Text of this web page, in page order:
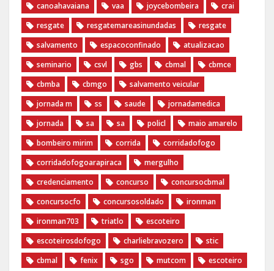
canoahavaiana
vaa joycebombeira
crai
resgate
resgatemareasinundadas
resgate
salvamento
espacoconfinado
atualizacao
seminario
csvl gbs cbmal
cbmce
cbmba
cbmgo
salvamento veicular
jornada m
ss saude
jornadamedica
jornada
sa sa policl
maio amarelo
bombeiro mirim
corrida
corridadofogo
corridadofogoarapiraca
mergulho
credenciamento
concurso
concursocbmal
concursocfo
concursosoldado
ironman
ironman703
triatlo
escoteiro
escoteirosdofogo
charliebravozero
stic
cbmal
fenix sgo mutcom
escoteiro